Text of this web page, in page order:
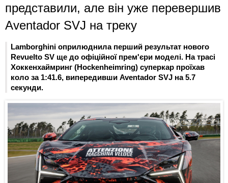
представили, але він уже перевершив
Aventador SVJ на треку
Lamborghini оприлюднила перший результат нового
Revuelto SV ще до офіційної прем'єри моделі. На трасі
Хоккенхаймринг (Hockenheimring) суперкар проїхав
коло за 1:41.6, випередивши Aventador SVJ на 5.7
секунди.